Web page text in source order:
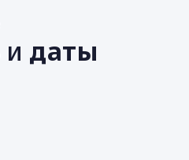
и даты